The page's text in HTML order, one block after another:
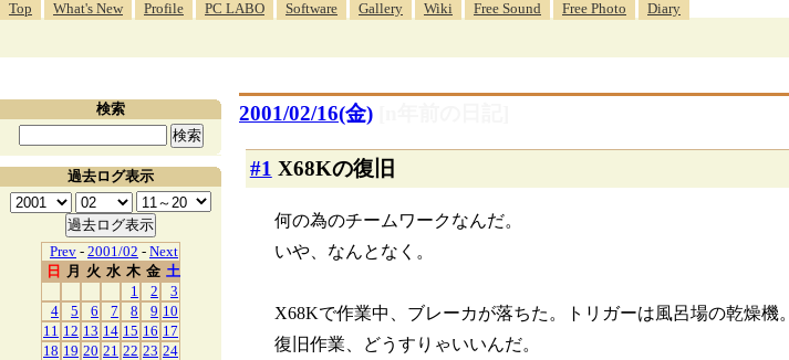
Top What's New Profile PC LABO Software Gallery Wiki Free Sound Free Photo Diary
2001/02/16(金)
#1 X68Kの復旧
何の為のチームワークなんだ。
いや、なんとなく。
X68Kで作業中、ブレーカが落ちた。トリガーは風呂場の乾燥機。
復旧作業、どうすりゃいいんだ。
検索
過去ログ表示
Prev - 2001/02 - Next
日
月 火 水 木 金 土
1
2
3
4
5 6 7 8 9 10
11 12 13 14 15 16 17
18 19 20 21 22 23 24